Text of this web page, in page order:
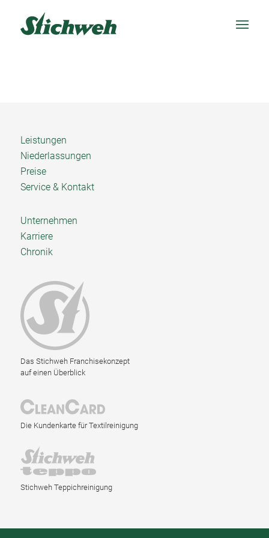
Leistungen
Niederlassungen
Preise
Service & Kontakt
Unternehmen
Karriere
Chronik
Das Stichweh Franchisekonzept
auf einen Überblick
Die Kundenkarte für Textilreinigung
Stichweh Teppichreinigung